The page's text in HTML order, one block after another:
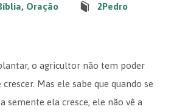
, Oração 2Pedro
o agricultor não tem poder
Mas ele sabe que quando se
semente ela cresce, ele não vê a